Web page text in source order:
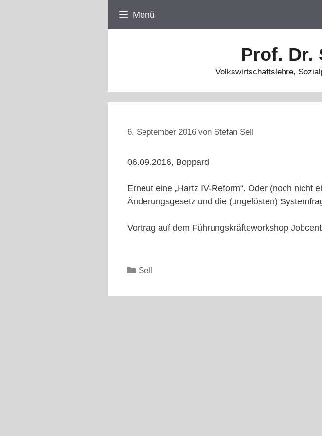
Menü
Prof. Dr.
Volkswirtschaftslehre,
6. September 2016 von Stefan Sell
06.09.2016, Boppard
Erneut eine „Hartz IV-Reform“. Oder (noch nicht
Änderungsgesetz und die (ungelösten)
Vortrag auf dem Führungskräfteworkshop
Kategorien
Sell